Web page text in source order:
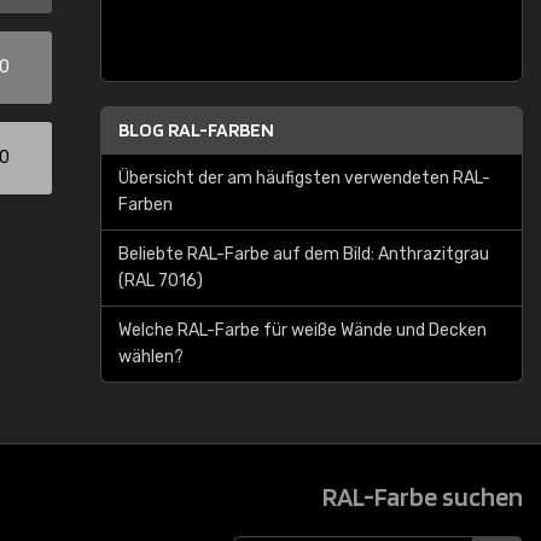
BLOG RAL-FARBEN
Übersicht der am häufigsten verwendeten RAL-
Farben
Beliebte RAL-Farbe auf dem Bild: Anthrazitgrau
(RAL 7016)
Welche RAL-Farbe für weiße Wände und Decken
wählen?
RAL-Farbe suchen